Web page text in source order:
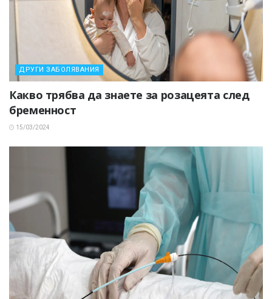
ДРУГИ ЗАБОЛЯВАНИЯ
Какво трябва да знаете за розацеята след
бременност
15/03/2024